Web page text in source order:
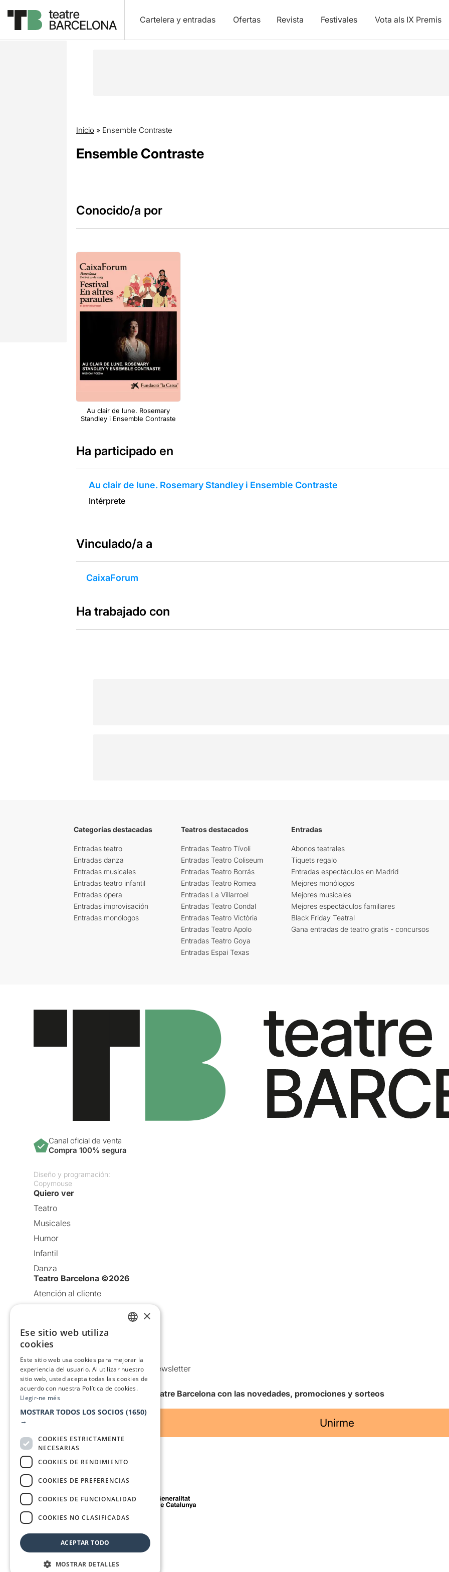
Cartelera y entradas Ofertas Revista Festivales Vota als IX Premis
Inicio » Ensemble Contraste
Ensemble Contraste
Conocido/a por
Au clair de lune. Rosemary
Standley i Ensemble Contraste
Ha participado en
Au clair de lune. Rosemary Standley i Ensemble Contraste
Intérprete
Vinculado/a a
CaixaForum
Ha trabajado con
Categorías destacadas
Entradas teatro
Entradas danza
Entradas musicales
Entradas teatro infantil
Entradas ópera
Entradas improvisación
Entradas monólogos
Teatros destacados
Entradas Teatro Tívoli
Entradas Teatro Coliseum
Entradas Teatro Borrás
Entradas Teatro Romea
Entradas La Villarroel
Entradas Teatro Condal
Entradas Teatro Victòria
Entradas Teatro Apolo
Entradas Teatro Goya
Entradas Espai Texas
Entradas
Abonos teatrales
Tiquets regalo
Entradas espectáculos en Madrid
Mejores monólogos
Mejores musicales
Mejores espectáculos familiares
Black Friday Teatral
Gana entradas de teatro gratis - concursos
Canal oficial de venta
Compra 100% segura
Diseño y programación:
Copymouse
Quiero ver
Teatro
Musicales
Humor
Infantil
Danza
Teatro Barcelona ©2026
Atención al cliente
Política de Cookies
Comunicaciones comerciales y Newsletter
Anuncia’t
Quiero recibir la newsletter de Teatre Barcelona con las novedades, promociones y sorteos
Unirme
Con el apoyo de
×
Ese sitio web utiliza
cookies
Este sitio web usa cookies para mejorar la
experiencia del usuario. Al utilizar nuestro
sitio web, usted acepta todas las cookies de
acuerdo con nuestra Política de cookies.
Llegir-ne més
MOSTRAR TODOS LOS SOCIOS (1650)
→
COOKIES ESTRICTAMENTE
NECESARIAS
COOKIES DE RENDIMIENTO
COOKIES DE PREFERENCIAS
COOKIES DE FUNCIONALIDAD
COOKIES NO CLASIFICADAS
ACEPTAR TODO
MOSTRAR DETALLES